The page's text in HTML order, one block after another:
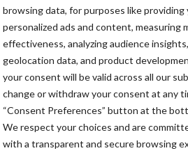
browsing data, for purposes like providing
personalized ads and content, measuring
effectiveness, analyzing audience
geolocation data, and product
your consent will be valid across all our
change or withdraw your consent at any
“Consent Preferences” button at the
We respect your choices and are
with a transparent and secure browsing